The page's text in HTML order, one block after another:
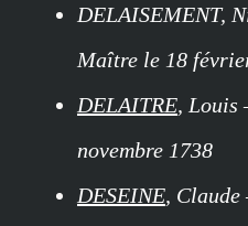
DELAISEMENT,
Maître le 18
DELAITRE, Louis
novembre 1738
DESEINE, Claude